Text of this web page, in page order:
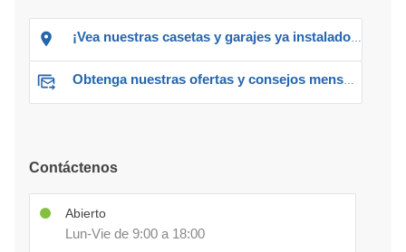
¡Vea nuestras casetas y garajes ya instalados!
Obtenga nuestras ofertas y consejos mensuales
Contáctenos
Abierto
Lun-Vie de 9:00 a 18:00